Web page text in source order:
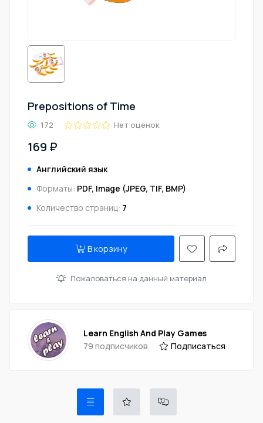
Prepositions of Time
172 Нет оценок
169 ₽
Английский язык
Форматы: PDF, Image (JPEG, TIF, BMP)
Количество страниц: 7
В корзину
Пожаловаться на данный материал
Learn English And Play Games
79 подписчиков
Подписаться